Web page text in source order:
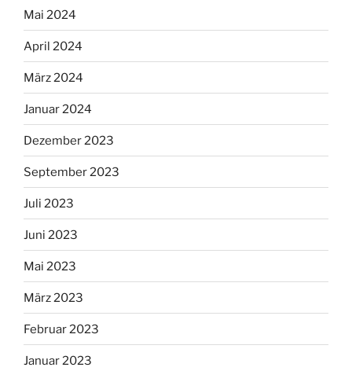
Mai 2024
April 2024
März 2024
Januar 2024
Dezember 2023
September 2023
Juli 2023
Juni 2023
Mai 2023
März 2023
Februar 2023
Januar 2023